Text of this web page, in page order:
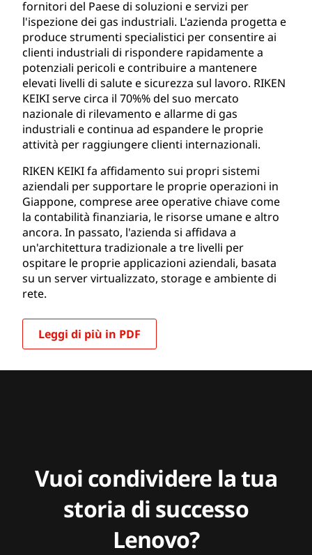
fornitori del Paese di soluzioni e servizi per
l'ispezione dei gas industriali. L'azienda progetta e
produce strumenti specialistici per consentire ai
clienti industriali di rispondere rapidamente a
potenziali pericoli e contribuire a mantenere
elevati livelli di salute e sicurezza sul lavoro. RIKEN
KEIKI serve circa il 70%% del suo mercato
nazionale di rilevamento e allarme di gas
industriali e continua ad espandere le proprie
attività per raggiungere clienti internazionali.
RIKEN KEIKI fa affidamento sui propri sistemi
aziendali per supportare le proprie operazioni in
Giappone, comprese aree operative chiave come
la contabilità finanziaria, le risorse umane e altro
ancora. In passato, l'azienda si affidava a
un'architettura tradizionale a tre livelli per
ospitare le proprie applicazioni aziendali, basata
su un server virtualizzato, storage e ambiente di
rete.
Leggi di più in PDF
Vuoi condividere la tua
storia di successo
Lenovo?